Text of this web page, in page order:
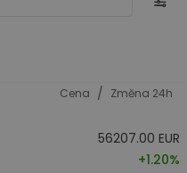
Cena / Změna 24h
56207.00 EUR
+1.20%